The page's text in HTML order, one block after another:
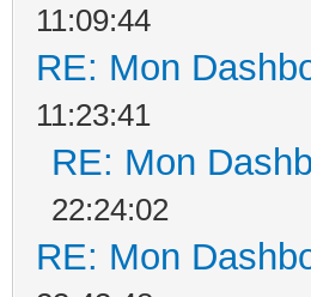
11:09:44
RE: Mon
11:23:41
RE: Mon
22:24:02
RE: Mon